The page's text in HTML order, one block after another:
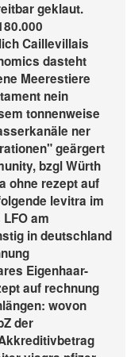
geklaut.
Caillevillais
dasteht
Meerestiere
nein
tonnenweise
ner
geärgert
bzgl Würth
ohne rezept auf
levitra im
am
in deutschland
Eigenhaar-
auf rechnung
wovon
der